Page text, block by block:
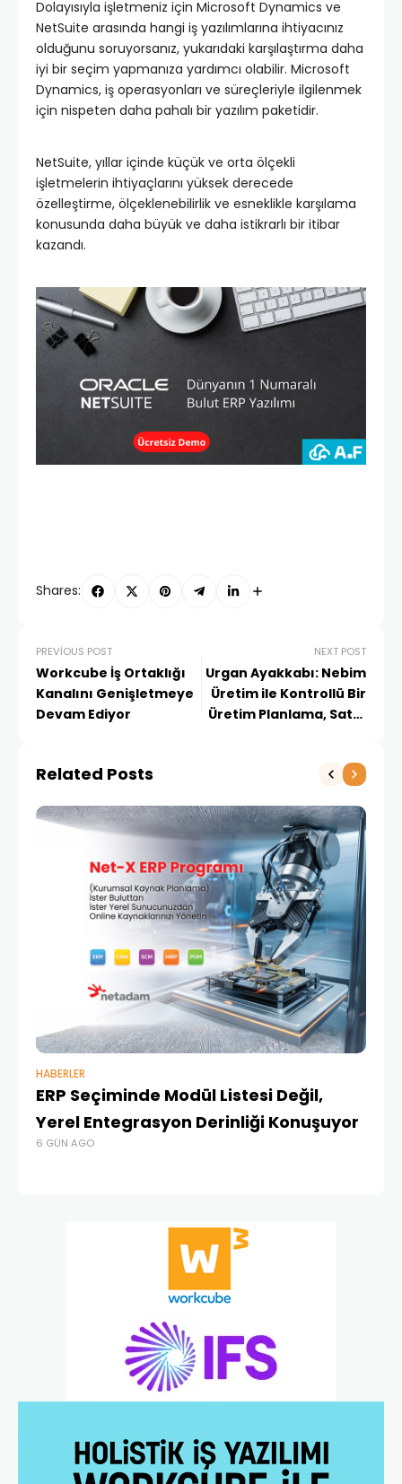
Dolayısıyla işletmeniz için Microsoft Dynamics ve
NetSuite arasında hangi iş yazılımlarına ihtiyacınız
olduğunu soruyorsanız, yukarıdaki karşılaştırma daha
iyi bir seçim yapmanıza yardımcı olabilir. Microsoft
Dynamics, iş operasyonları ve süreçleriyle ilgilenmek
için nispeten daha pahalı bir yazılım paketidir.
NetSuite, yıllar içinde küçük ve orta ölçekli
işletmelerin ihtiyaçlarını yüksek derecede
özelleştirme, ölçeklenebilirlik ve esneklikle karşılama
konusunda daha büyük ve daha istikrarlı bir itibar
kazandı.
Shares:
PREVIOUS POST
Workcube İş Ortaklığı
Kanalını Genişletmeye
Devam Ediyor
NEXT POST
Urgan Ayakkabı: Nebim
Üretim ile Kontrollü Bir
Üretim Planlama, Satın
Depo Düzeni Sağladık
Related Posts
HABERLER
ERP Seçiminde Modül Listesi Değil,
Yerel Entegrasyon Derinliği Konuşuyor
6 GÜN AGO